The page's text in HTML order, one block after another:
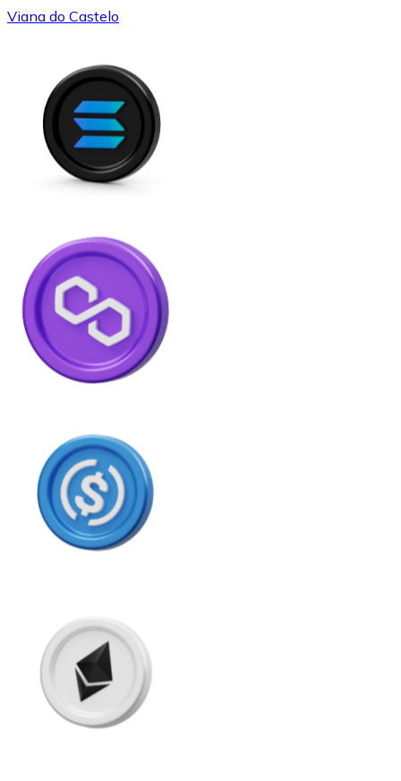
Viana do Castelo